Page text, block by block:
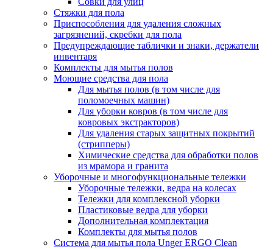
Стяжки для пола
Приспособления для удаления сложных
загрязнений, скребки для пола
Предупреждающие таблички и знаки, держатели
инвентаря
Комплекты для мытья полов
Моющие средства для пола
Для мытья полов (в том числе для
поломоечных машин)
Для уборки ковров (в том числе для
ковровых экстракторов)
Для удаления старых защитных покрытий
(стрипперы)
Химические средства для обработки полов
из мрамора и гранита
Уборочные и многофункциональные тележки
Уборочные тележки, ведра на колесах
Тележки для комплексной уборки
Пластиковые ведра для уборки
Дополнительная комплектация
Комплекты для мытья полов
Система для мытья пола Unger ERGO Clean